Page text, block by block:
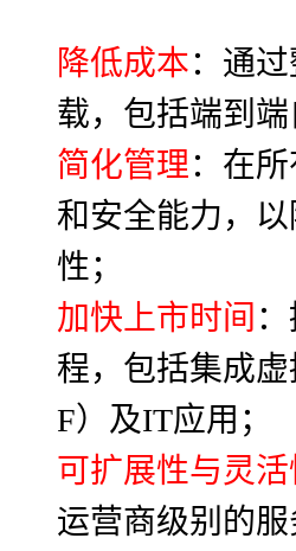
降低成本：通
载，包括端到
简化管理 ：在
和安全能力，以
性；
加快上市时间
程，包括集成
F）及IT应用；
可扩展性与灵活
运营商级别的